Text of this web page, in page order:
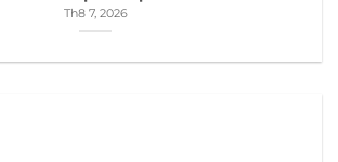
Th8 7, 2026